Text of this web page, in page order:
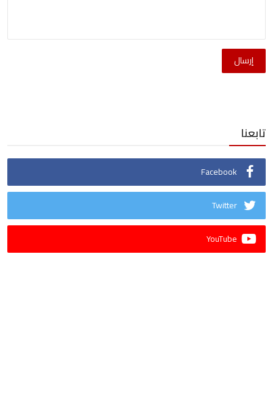
إرسال
تابعنا
Facebook
Twitter
YouTube